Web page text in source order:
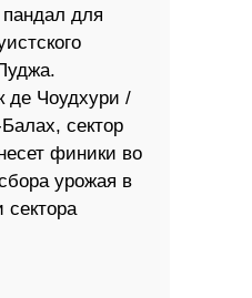
для
де Чоудхури /
сектор
финики во
урожая в
сектора